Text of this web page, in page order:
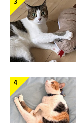
そんなボール遊びが
えめな性格をしてい
飼い主さん：
「とらさんには、みつ
材時3才10カ月・オス
おもちゃを出してほ
ているので）順番待
画のボール遊びはと